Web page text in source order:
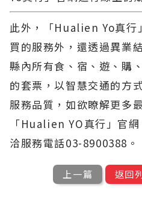
此外，「Hualien Yo真行
買的服務外，還透過異業
縣內所有食、宿、遊、購
的套票，以智慧交通的方
服務品質，如欲瞭解更多
「Hualien YO真行」官
洽服務電話03-8900388。
上一篇 返回